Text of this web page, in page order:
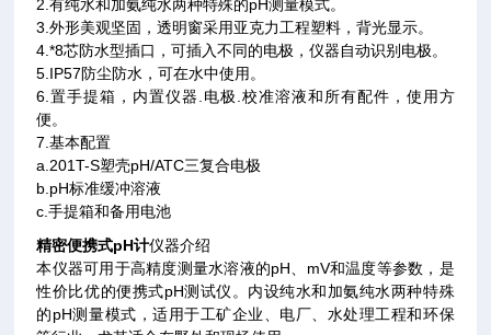
2.有纯水和加氨纯水两种特殊的pH测量模式。
3.外形美观坚固，透明窗采用亚克力工程塑料，背光显示。
4.*8芯防水型插口，可插入不同的电极，仪器自动识别电极。
5.IP57防尘防水，可在水中使用。
6.置手提箱，内置仪器.电极.校准溶液和所有配件，使用方
便。
7.基本配置
a.201T-S塑壳pH/ATC三复合电极
b.pH标准缓冲溶液
c.手提箱和备用电池
精密便携式pH计仪器介绍
本仪器可用于高精度测量水溶液的pH、mV和温度等参数，是
性价比优的便携式pH测试仪。内设纯水和加氨纯水两种特殊
的pH测量模式，适用于工矿企业、电厂、水处理工程和环保